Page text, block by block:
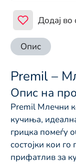
Додај
Опис
Premil –
Опис на
Premil Млечни
кучиња,
грицка помеѓу
состојки кои
прифатлив за